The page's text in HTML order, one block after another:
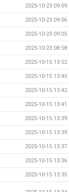
2025-10-23 09:09
2025-10-23 09:06
2025-10-23 09:05
2025-10-23 08:58
2025-10-15 13:52
2025-10-15 13:45
2025-10-15 13:42
2025-10-15 13:41
2025-10-15 13:39
2025-10-15 13:39
2025-10-15 13:37
2025-10-15 13:36
2025-10-15 13:35